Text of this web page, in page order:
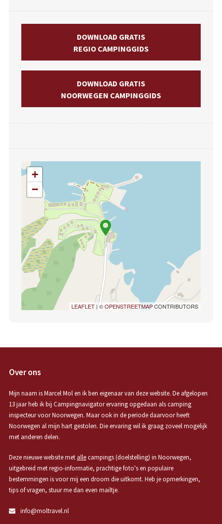
DOWNLOAD GRATIS
REGIO CAMPINGGIDS
DOWNLOAD GRATIS
NOORWEGEN CAMPINGGIDS
+
−
LEAFLET | ©OPENSTREETMAPCONTRIBUTORS
Over ons
Mijn naam is Marcel Mol en ik ben eigenaar van deze website. De afgelopen
13 jaar heb ik bij Campingnavigator ervaring opgedaan als camping
inspecteur voor Noorwegen. Maar ook in de periode daarvoor heeft
Noorwegen al mijn hart gestolen. Die ervaring wil ik graag zoveel mogelijk
met anderen delen.
Deze nieuwe website met allecampings (doelstelling) in Noorwegen,
uitgebreid met regio-informatie, prachtige foto's en populaire
bestemmingen is voor mij een droom die uitkomt. Heb je opmerkingen,
tips of vragen, stuur me dan even mailtje.
info@moltravel.nl